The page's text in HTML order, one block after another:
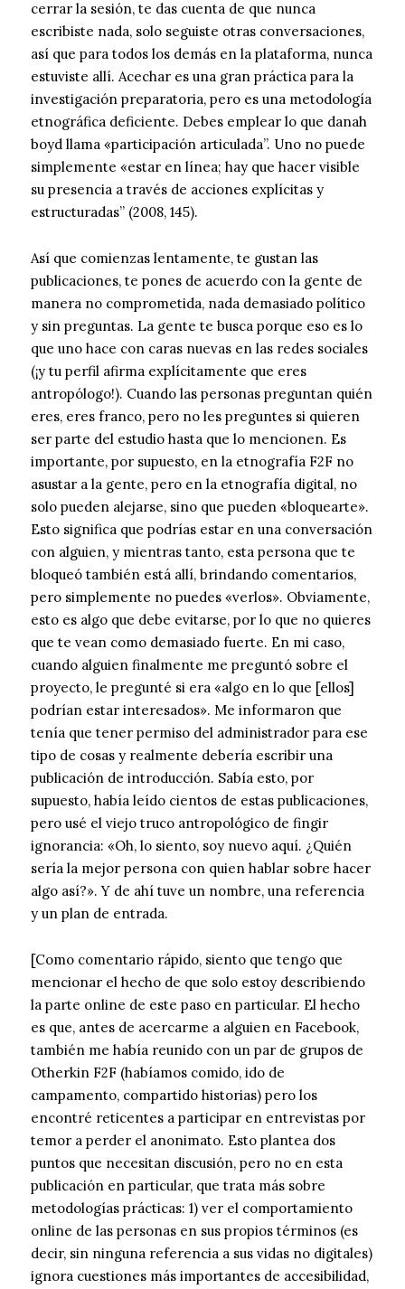
cerrar la sesión, te das cuenta de que nunca
escribiste nada, solo seguiste otras conversaciones,
así que para todos los demás en la plataforma, nunca
estuviste allí. Acechar es una gran práctica para la
investigación preparatoria, pero es una metodología
etnográfica deficiente. Debes emplear lo que danah
boyd llama «participación articulada”. Uno no puede
simplemente «estar en línea; hay que hacer visible
su presencia a través de acciones explícitas y
estructuradas” (2008, 145).
Así que comienzas lentamente, te gustan las
publicaciones, te pones de acuerdo con la gente de
manera no comprometida, nada demasiado político
y sin preguntas. La gente te busca porque eso es lo
que uno hace con caras nuevas en las redes sociales
(¡y tu perfil afirma explícitamente que eres
antropólogo!). Cuando las personas preguntan quién
eres, eres franco, pero no les preguntes si quieren
ser parte del estudio hasta que lo mencionen. Es
importante, por supuesto, en la etnografía F2F no
asustar a la gente, pero en la etnografía digital, no
solo pueden alejarse, sino que pueden «bloquearte».
Esto significa que podrías estar en una conversación
con alguien, y mientras tanto, esta persona que te
bloqueó también está allí, brindando comentarios,
pero simplemente no puedes «verlos». Obviamente,
esto es algo que debe evitarse, por lo que no quieres
que te vean como demasiado fuerte. En mi caso,
cuando alguien finalmente me preguntó sobre el
proyecto, le pregunté si era «algo en lo que [ellos]
podrían estar interesados». Me informaron que
tenía que tener permiso del administrador para ese
tipo de cosas y realmente debería escribir una
publicación de introducción. Sabía esto, por
supuesto, había leído cientos de estas publicaciones,
pero usé el viejo truco antropológico de fingir
ignorancia: «Oh, lo siento, soy nuevo aquí. ¿Quién
sería la mejor persona con quien hablar sobre hacer
algo así?». Y de ahí tuve un nombre, una referencia
y un plan de entrada.
[Como comentario rápido, siento que tengo que
mencionar el hecho de que solo estoy describiendo
la parte online de este paso en particular. El hecho
es que, antes de acercarme a alguien en Facebook,
también me había reunido con un par de grupos de
Otherkin F2F (habíamos comido, ido de
campamento, compartido historias) pero los
encontré reticentes a participar en entrevistas por
temor a perder el anonimato. Esto plantea dos
puntos que necesitan discusión, pero no en esta
publicación en particular, que trata más sobre
metodologías prácticas: 1) ver el comportamiento
online de las personas en sus propios términos (es
decir, sin ninguna referencia a sus vidas no digitales)
ignora cuestiones más importantes de accesibilidad,